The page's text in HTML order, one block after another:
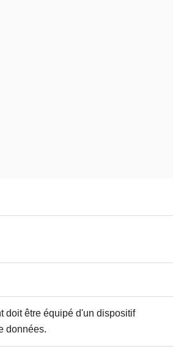
doit être équipé d'un dispositif
données.